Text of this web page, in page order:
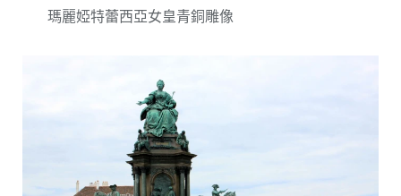
瑪麗婭特蕾西亞女皇青銅雕像